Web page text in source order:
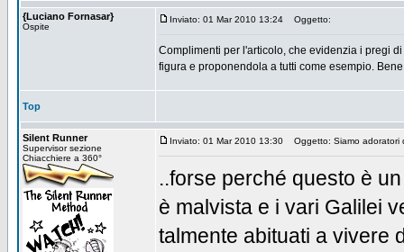
{Luciano Fornasar}
Ospite
Inviato: 01 Mar 2010 13:24 Oggetto:
Complimenti per l'articolo, che evidenzia i pregi
figura e proponendola a tutti come esempio.
Top
Silent Runner
Supervisor sezione
Chiacchiere a 360°
Inviato: 01 Mar 2010 13:30 Oggetto: Siamo adoratori
..forse perché questo è
è malvista e i vari Galilei
talmente abituati a vivere